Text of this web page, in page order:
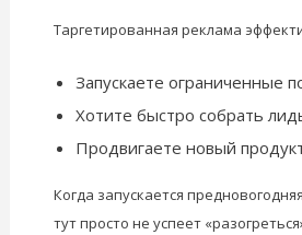
Таргетированная реклама
Запускаете ограниченные
Хотите быстро собрать
Продвигаете новый
Когда запускается
тут просто не успеет